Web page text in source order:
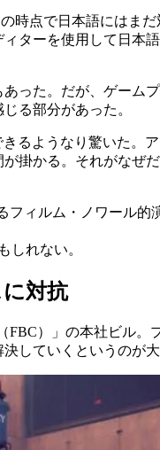
時点で日本語にはまだ
ターを使用して日本
った。だが、ゲーム
る部分があった。
るようなり驚いた。
掛かる。それがなぜ
しれない。
対抗
FBC）」の本社ビル
していくというのが